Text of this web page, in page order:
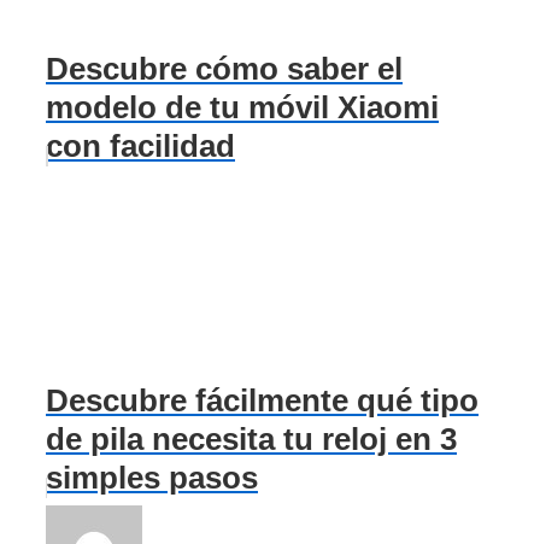
Descubre cómo saber el
modelo de tu móvil Xiaomi
con facilidad
Descubre fácilmente qué tipo
de pila necesita tu reloj en 3
simples pasos